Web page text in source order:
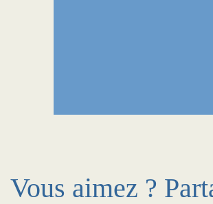
Vous aimez ?